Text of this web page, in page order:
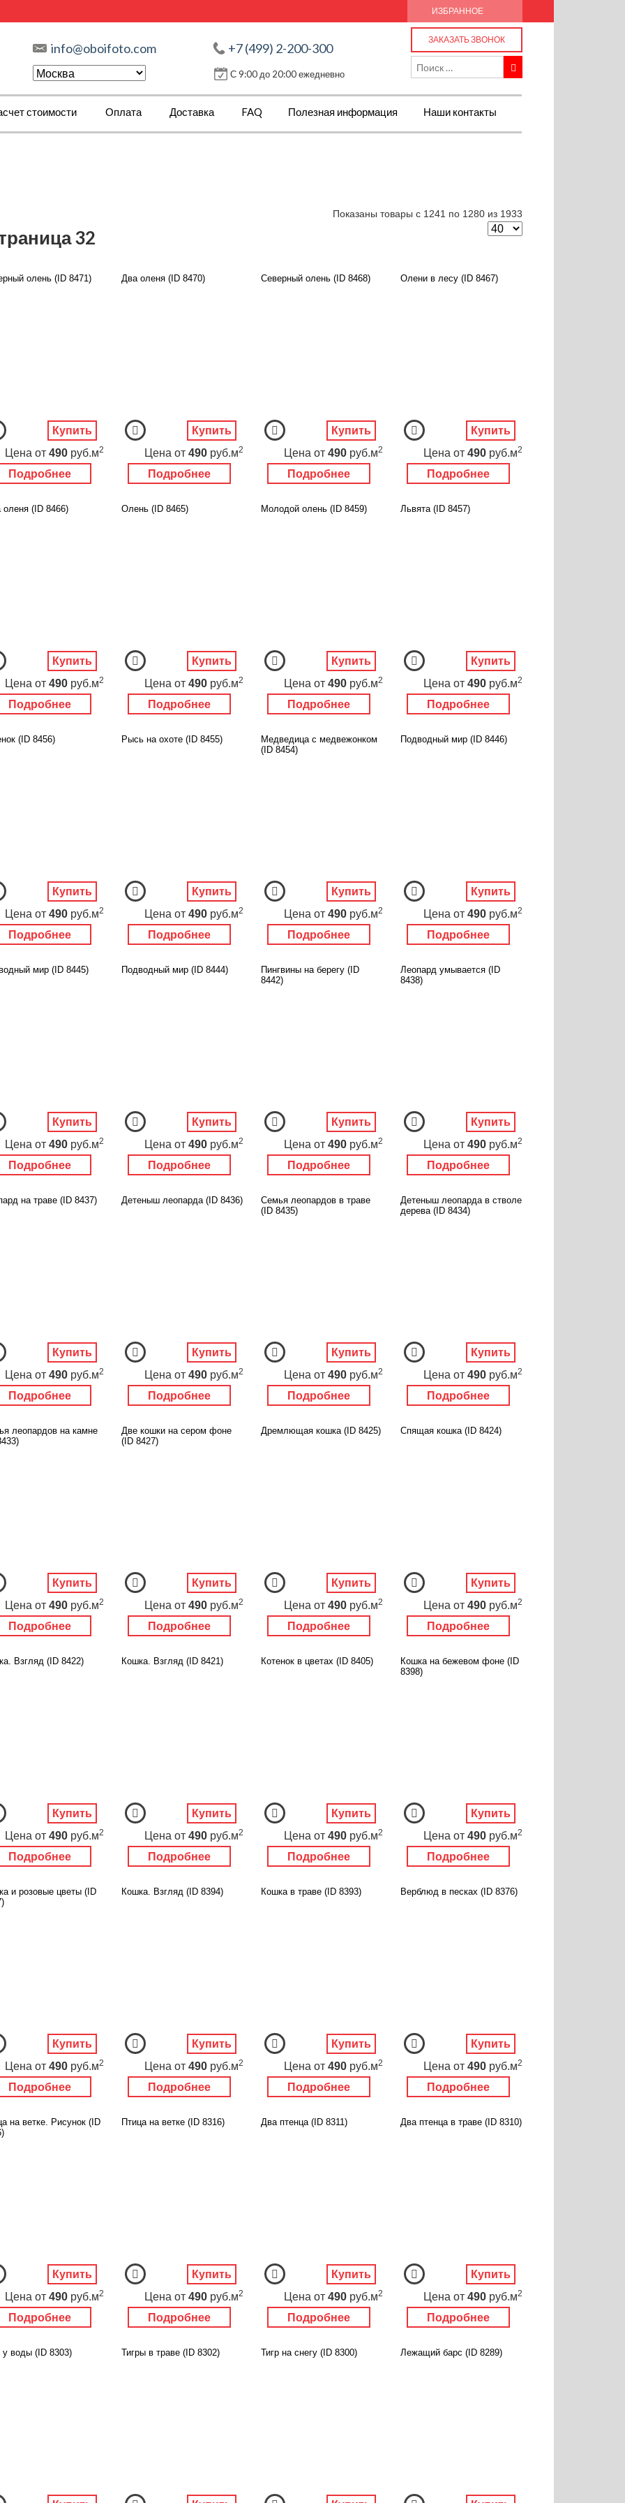
ИЗБРАННОЕ
info@oboifoto.com +7 (499) 2-200-300
С 9:00 до 20:00 ежедневно
ЗАКАЗАТЬ ЗВОНОК
стоимости Оплата Доставка FAQ Полезная информация Наши контакты
Показаны товары с 1241 по 1280 из 1933
32
олень (ID 8471)
Подробнее
Цена от 490 руб.м2
Купить
Два оленя (ID 8470)
Подробнее
Цена от 490 руб.м2
Купить
Северный олень (ID 8468)
Подробнее
Цена от 490 руб.м2
Купить
Олени в лесу (ID 8467)
Подробнее
Цена от 490 руб.м2
Купить
оленя (ID 8466)
Подробнее
Цена от 490 руб.м2
Купить
Олень (ID 8465)
Подробнее
Цена от 490 руб.м2
Купить
Молодой олень (ID 8459)
Подробнее
Цена от 490 руб.м2
Купить
Львята (ID 8457)
Подробнее
Цена от 490 руб.м2
Купить
(ID 8456)
Подробнее
Цена от 490 руб.м2
Купить
Рысь на охоте (ID 8455)
Подробнее
Цена от 490 руб.м2
Купить
Медведица с медвежонком
(ID 8454)
Подробнее
Цена от 490 руб.м2
Купить
Подводный мир (ID 8446)
Подробнее
Цена от 490 руб.м2
Купить
мир (ID 8445)
Подробнее
Цена от 490 руб.м2
Купить
Подводный мир (ID 8444)
Подробнее
Цена от 490 руб.м2
Купить
Пингвины на берегу (ID
8442)
Подробнее
Цена от 490 руб.м2
Купить
Леопард умывается (ID
8438)
Подробнее
Цена от 490 руб.м2
Купить
на траве (ID 8437)
Подробнее
Цена от 490 руб.м2
Купить
Детеныш леопарда (ID 8436)
Подробнее
Цена от 490 руб.м2
Купить
Семья леопардов в траве
(ID 8435)
Подробнее
Цена от 490 руб.м2
Купить
Детеныш леопарда в стволе
дерева (ID 8434)
Подробнее
Цена от 490 руб.м2
Купить
леопардов на камне
Подробнее
Цена от 490 руб.м2
Купить
Две кошки на сером фоне
(ID 8427)
Подробнее
Цена от 490 руб.м2
Купить
Дремлющая кошка (ID 8425)
Подробнее
Цена от 490 руб.м2
Купить
Спящая кошка (ID 8424)
Подробнее
Цена от 490 руб.м2
Купить
Взгляд (ID 8422)
Подробнее
Цена от 490 руб.м2
Купить
Кошка. Взгляд (ID 8421)
Подробнее
Цена от 490 руб.м2
Купить
Котенок в цветах (ID 8405)
Подробнее
Цена от 490 руб.м2
Купить
Кошка на бежевом фоне (ID
8398)
Подробнее
Цена от 490 руб.м2
Купить
и розовые цветы (ID
Подробнее
Цена от 490 руб.м2
Купить
Кошка. Взгляд (ID 8394)
Подробнее
Цена от 490 руб.м2
Купить
Кошка в траве (ID 8393)
Подробнее
Цена от 490 руб.м2
Купить
Верблюд в песках (ID 8376)
Подробнее
Цена от 490 руб.м2
Купить
на ветке. Рисунок (ID
Подробнее
Цена от 490 руб.м2
Купить
Птица на ветке (ID 8316)
Подробнее
Цена от 490 руб.м2
Купить
Два птенца (ID 8311)
Подробнее
Цена от 490 руб.м2
Купить
Два птенца в траве (ID 8310)
Подробнее
Цена от 490 руб.м2
Купить
у воды (ID 8303) Тигры в траве (ID 8302) Тигр на снегу (ID 8300) Лежащий барс (ID 8289)